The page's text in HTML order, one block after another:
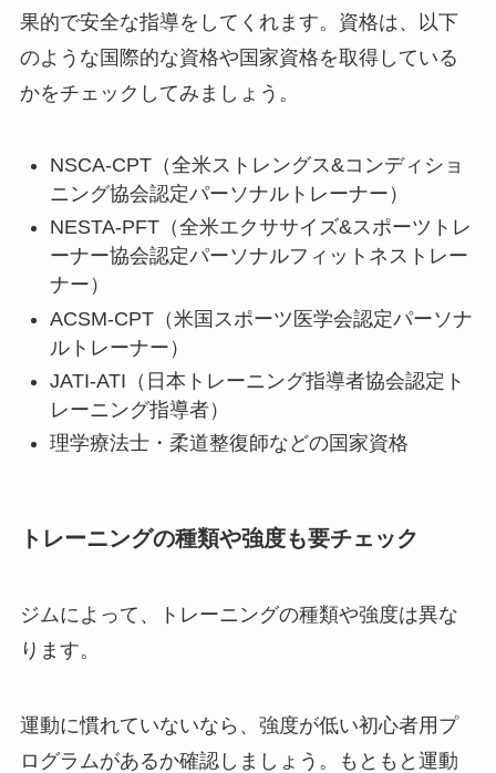
果的で安全な指導をしてくれます。資格は、以下
のような国際的な資格や国家資格を取得している
かをチェックしてみましょう。
NSCA-CPT（全米ストレングス&コンディショ
ニング協会認定パーソナルトレーナー）
NESTA-PFT（全米エクササイズ&スポーツトレ
ーナー協会認定パーソナルフィットネストレー
ナー）
ACSM-CPT（米国スポーツ医学会認定パーソナ
ルトレーナー）
JATI-ATI（日本トレーニング指導者協会認定ト
レーニング指導者）
理学療法士・柔道整復師などの国家資格
トレーニングの種類や強度も要チェック
ジムによって、トレーニングの種類や強度は異な
ります。
運動に慣れていないなら、強度が低い初心者用プ
ログラムがあるか確認しましょう。もともと運動